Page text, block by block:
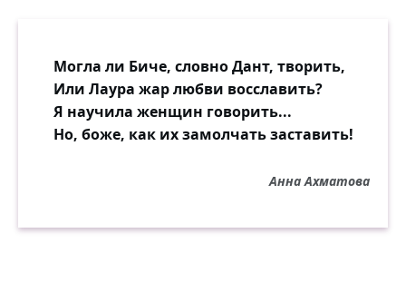
Могла ли Биче, словно Дант, творить,
Или Лаура жар любви восславить?
Я научила женщин говорить...
Но, боже, как их замолчать заставить!
Анна Ахматова